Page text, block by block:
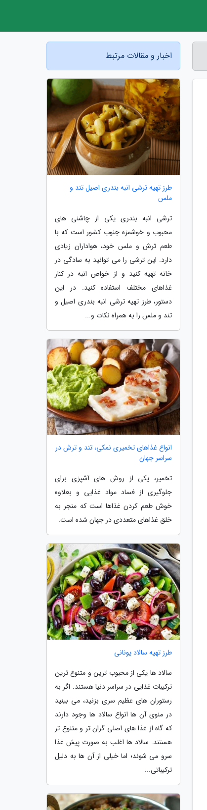
اخبار و مقالات مرتبط
طرز تهیه ترشی انبه بندری اصیل تند و
ملس
ترشی انبه بندری یکی از چاشنی های
محبوب و خوشمزه جنوب کشور است که با
طعم ترش و ملس خود، هواداران زیادی
دارد. این ترشی را می توانید به سادگی در
خانه تهیه کنید و از خواص انبه در کنار
غذاهای مختلف استفاده کنید. در این
دستور، طرز تهیه ترشی انبه بندری اصیل و
تند و ملس را به همراه نکات و...
انواع غذاهای تخمیری نمکی، تند و ترش در
سراسر جهان
تخمیر، یکی از روش های آشپزی برای
جلوگیری از فساد مواد غذایی و بعلاوه
خوش طعم کردن غذاها است که منجر به
خلق غذاهای متعددی در جهان شده است.
طرز تهیه سالاد یونانی
سالاد ها یکی از محبوب ترین و متنوع ترین
ترکیبات غذایی در سراسر دنیا هستند. اگر به
رستوران های عظیم سری بزنید، می بینید
در منوی آن ها انواع سالاد ها وجود دارند
که گاه از غذا های اصلی گران تر و متنوع تر
هستند. سالاد ها اغلب به صورت پیش غذا
سرو می شوند؛ اما خیلی از آن ها به دلیل
ترکیباتی...